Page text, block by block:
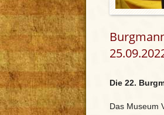
Die 22.
Das Museum